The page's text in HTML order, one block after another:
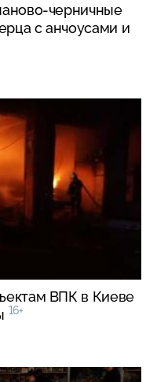
черничные
с анчоусами и
ВПК в Киеве
16+